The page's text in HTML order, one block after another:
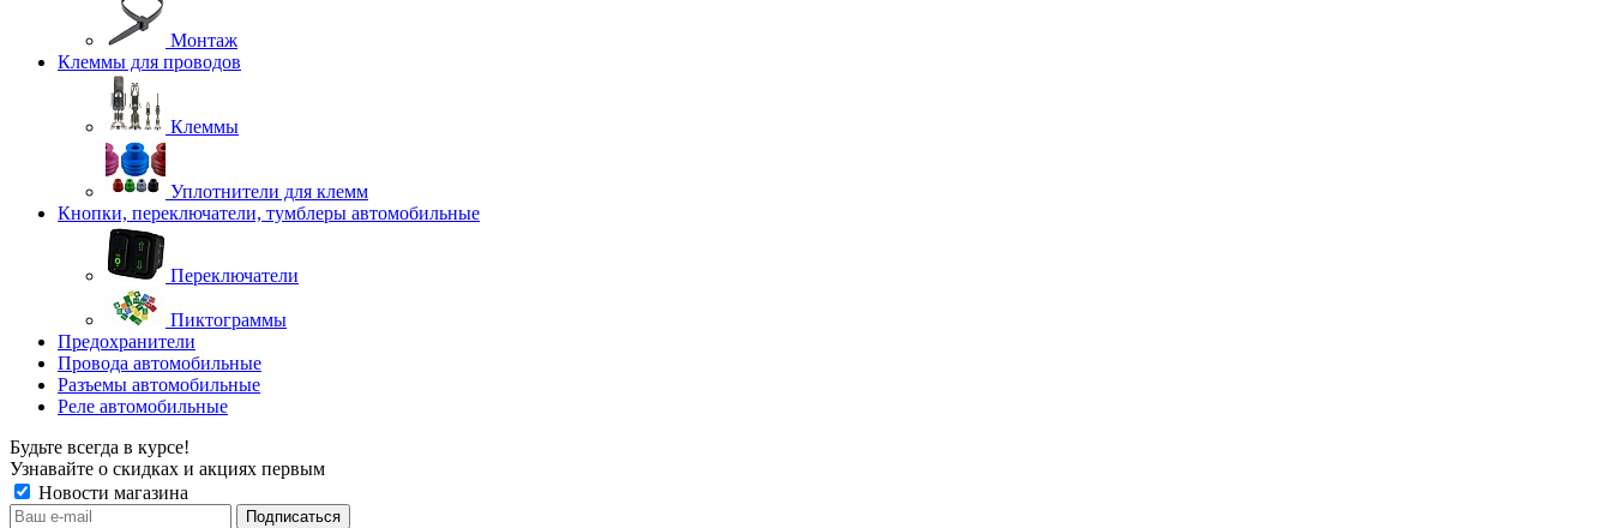
Монтаж
Клеммы для проводов
Клеммы
Уплотнители для клемм
Кнопки, переключатели, тумблеры автомобильные
Переключатели
Пиктограммы
Предохранители
Провода автомобильные
Разъемы автомобильные
Реле автомобильные
Будьте всегда в курсе!
Узнавайте о скидках и акциях первым
Новости магазина